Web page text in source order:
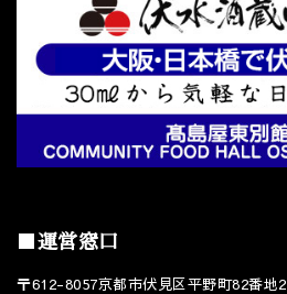
■運営窓口
〒612-8057京都市伏見区平野町82番地2